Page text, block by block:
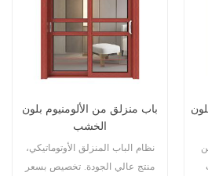
باب منزلق من الألومنيوم بلون
الخشب
نظام الباب المنزلق الأوتوماتيكي،
منتج عالي الجودة. تخصيص بسعر